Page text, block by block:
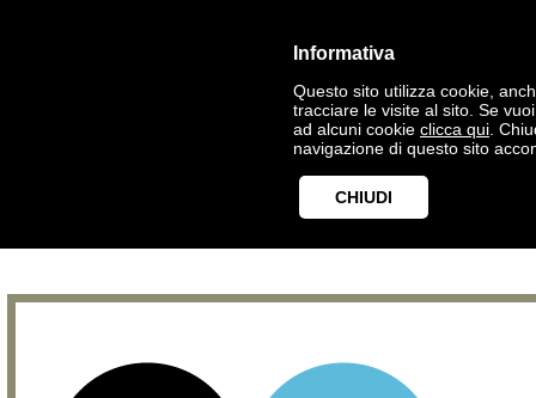
Informativa
Questo sito utilizza cookie,
tracciare le visite al sito. Se
ad alcuni cookie clicca qui .
navigazione di questo sito
CHIUDI